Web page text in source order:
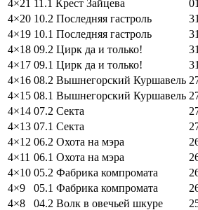
4×21 11.1 Крест Зайцева
4×20 10.2 Последняя гастроль
4×19 10.1 Последняя гастроль
4×18 09.2 Цирк да и только!
4×17 09.1 Цирк да и только!
4×16 08.2 Вышнегорский Куршавель
4×15 08.1 Вышнегорский Куршавель
4×14 07.2 Секта
4×13 07.1 Секта
4×12 06.2 Охота на мэра
4×11 06.1 Охота на мэра
4×10 05.2 Фабрика компромата
4×9
05.1 Фабрика компромата
4×8
04.2 Волк в овечьей шкуре